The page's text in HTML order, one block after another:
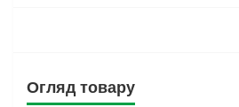
Огляд товару